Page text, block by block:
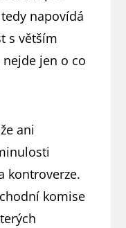
napovídá
s větším
jen o co
ani
kontroverze.
komise